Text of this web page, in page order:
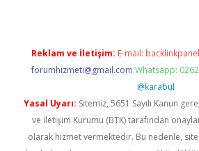
Reklam ve İletişim: E-mail:
forumhizmeti@gmail.com Whatsapp:
@karabul
Yasal Uyarı: Sitemiz, 5651 Sayılı Kanun
ve İletişim Kurumu (BTK) tarafından
olarak hizmet vermektedir. Bu nedenle,